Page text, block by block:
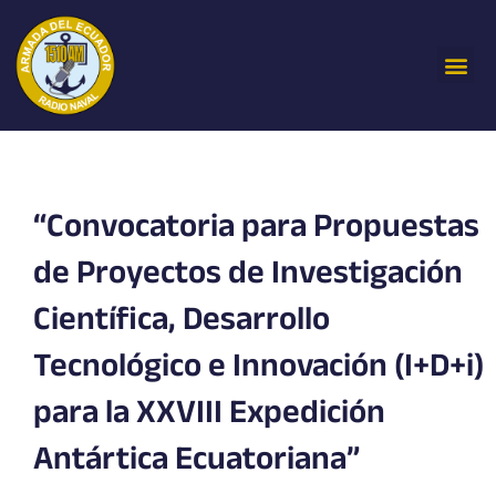
contenido
“Convocatoria para Propuestas
de Proyectos de Investigación
Científica, Desarrollo
Tecnológico e Innovación (I+D+i)
para la XXVIII Expedición
Antártica Ecuatoriana”